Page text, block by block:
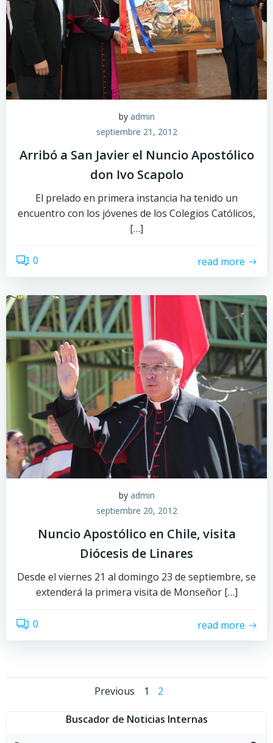
by admin
septiembre 21, 2012
Arribó a San Javier el Nuncio Apostólico
don Ivo Scapolo
El prelado en primera instancia ha tenido un
encuentro con los jóvenes de los Colegios Católicos,
[…]
0 read more
by admin
septiembre 20, 2012
Nuncio Apostólico en Chile, visita
Diócesis de Linares
Desde el viernes 21 al domingo 23 de septiembre, se
extenderá la primera visita de Monseñor […]
0 read more
Navegación
por
Previous
por
Página
1 Página
2
Buscador de Noticias Internas
Buscar: